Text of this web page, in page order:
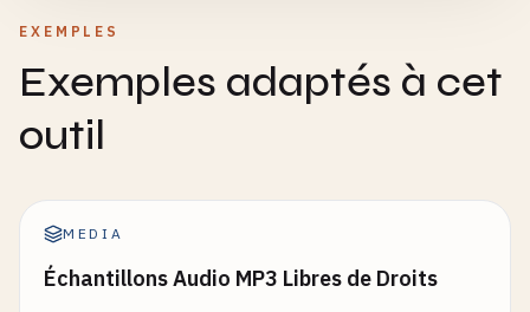
EXEMPLES
Exemples adaptés à cet
outil
MEDIA
Échantillons Audio MP3 Libres de Droits